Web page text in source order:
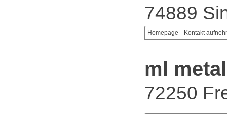
74889
Homepage Kontakt
ml
72250